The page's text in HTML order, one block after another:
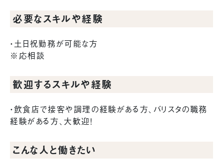
必要なスキルや経験
・土日祝勤務が可能な方
※応相談
歓迎するスキルや経験
・飲食店で接客や調理の経験がある方、バリスタの職務
経験がある方、大歓迎！
こんな人と働きたい